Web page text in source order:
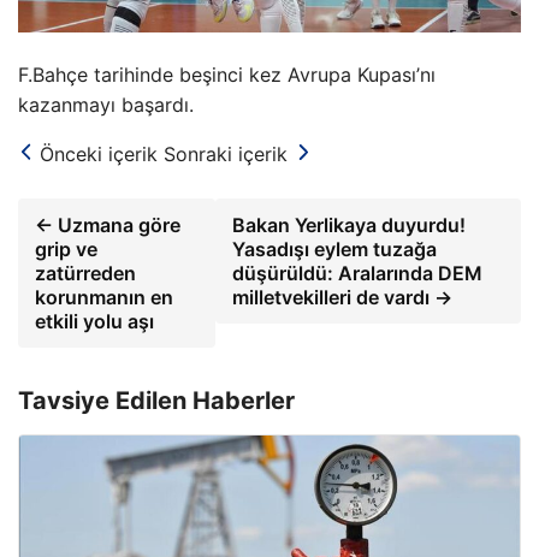
F.Bahçe tarihinde beşinci kez Avrupa Kupası’nı
kazanmayı başardı.
Önceki içerik Sonraki içerik
← Uzmana göre
grip ve
zatürreden
korunmanın en
etkili yolu aşı
Bakan Yerlikaya duyurdu!
Yasadışı eylem tuzağa
düşürüldü: Aralarında DEM
milletvekilleri de vardı →
Tavsiye Edilen Haberler